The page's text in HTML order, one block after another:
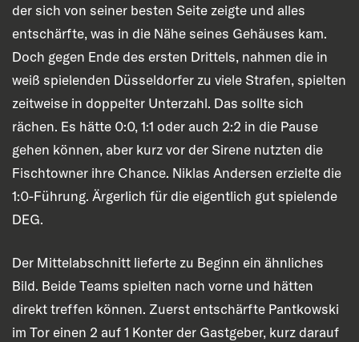
der sich von seiner besten Seite zeigte und alles
entschärfte, was in die Nähe seines Gehäuses kam.
Doch gegen Ende des ersten Drittels, nahmen die in
weiß spielenden Düsseldorfer zu viele Strafen, spielten
zeitweise in doppelter Unterzahl. Das sollte sich
rächen. Es hätte 0:0, 1:1 oder auch 2:2 in die Pause
gehen können, aber kurz vor der Sirene nutzten die
Fischtowner ihre Chance. Niklas Andersen erzielte die
1:0-Führung. Ärgerlich für die eigentlich gut spielende
DEG.
Der Mittelabschnitt lieferte zu Beginn ein ähnliches
Bild. Beide Teams spielten nach vorne und hätten
direkt treffen können. Zuerst entschärfte Pantkowski
im Tor einen 2 auf 1 Konter der Gastgeber, kurz darauf